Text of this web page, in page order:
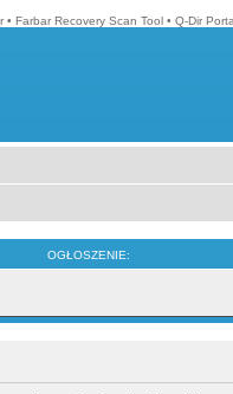
• Farbar Recovery Scan Tool • Q-Dir
OGŁOSZENIE: